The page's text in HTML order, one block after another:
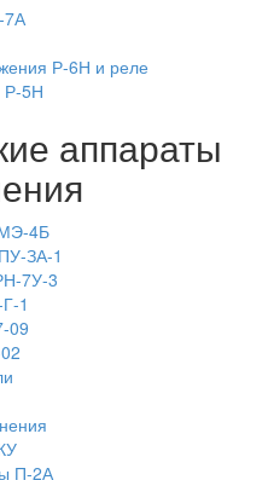
7А
Р-6Н и реле
Р-5Н
аппараты
4Б
ЗА-1
7У-3
1
09
П-2А